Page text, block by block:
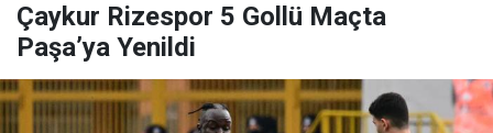
Çaykur Rizespor 5 Gollü Maçta
Paşa’ya Yenildi